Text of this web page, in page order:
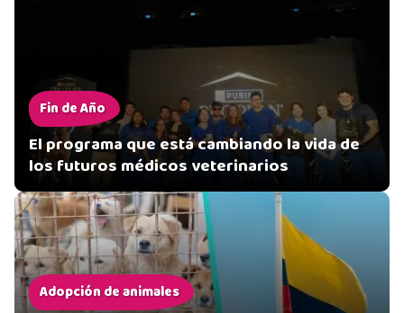
Fin de Año
El programa que está cambiando la vida de
los futuros médicos veterinarios
Adopción de animales